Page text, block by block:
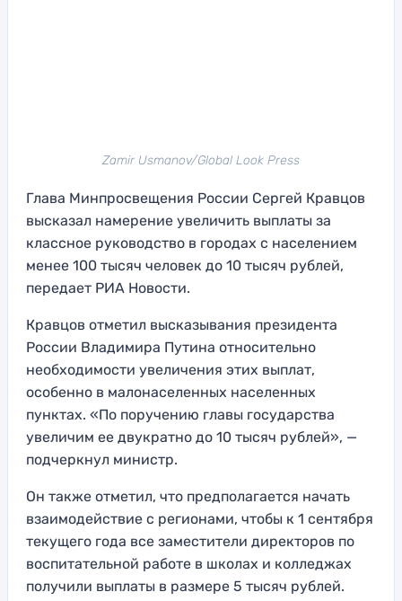
Zamir Usmanov/Global Look Press
Глава Минпросвещения России Сергей Кравцов
высказал намерение увеличить выплаты за
классное руководство в городах с населением
менее 100 тысяч человек до 10 тысяч рублей,
передает РИА Новости.
Кравцов отметил высказывания президента
России Владимира Путина относительно
необходимости увеличения этих выплат,
особенно в малонаселенных населенных
пунктах. «По поручению главы государства
увеличим ее двукратно до 10 тысяч рублей», —
подчеркнул министр.
Он также отметил, что предполагается начать
взаимодействие с регионами, чтобы к 1 сентября
текущего года все заместители директоров по
воспитательной работе в школах и колледжах
получили выплаты в размере 5 тысяч рублей.